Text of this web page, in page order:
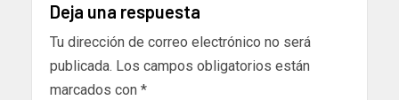
Deja una respuesta
Tu dirección de correo electrónico no será
publicada. Los campos obligatorios están
marcados con *